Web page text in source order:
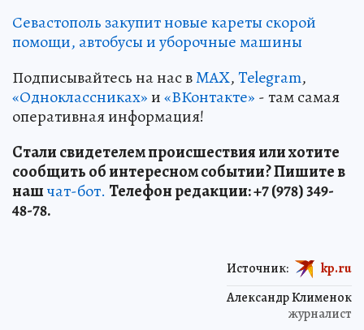
Севастополь закупит новые кареты скорой
помощи, автобусы и уборочные машины
Подписывайтесь на нас вMAX,Telegram,
«Одноклассниках»и«ВКонтакте» - там самая
оперативная информация!
Стали свидетелем происшествия или хотите
сообщить об интересном событии? Пишите в
нашчат-бот. Телефон редакции: +7 (978) 349-
48-78.
Александр Клименок
журналист
Источник: kp.ru